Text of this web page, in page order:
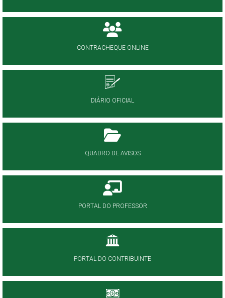
CONTRACHEQUE ONLINE
DIÁRIO OFICIAL
QUADRO DE AVISOS
PORTAL DO PROFESSOR
PORTAL DO CONTRIBUINTE